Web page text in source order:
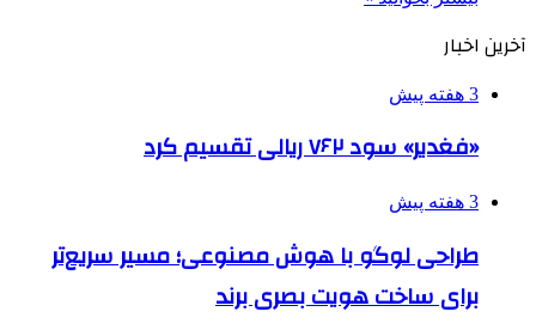
آخرین اخبار
3 هفته پیش
«فغدیر» سود ۷۶۲ ریالی تقسیم کرد
3 هفته پیش
طراحی لوگو با هوش مصنوعی؛ مسیر سریع‌تر
برای ساخت هویت بصری برند